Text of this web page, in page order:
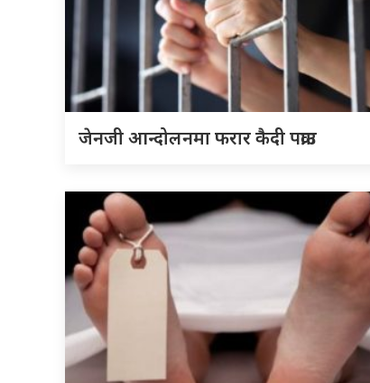
जेनजी आन्दोलनमा फरार कैदी पक्राउ